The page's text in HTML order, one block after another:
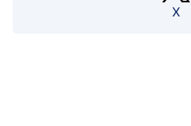
X